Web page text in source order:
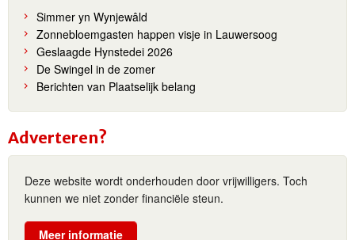
Simmer yn Wynjewâld
Zonnebloemgasten happen visje in Lauwersoog
Geslaagde Hynstedei 2026
De Swingel in de zomer
Berichten van Plaatselijk belang
Adverteren?
Deze website wordt onderhouden door vrijwilligers. Toch
kunnen we niet zonder financiële steun.
Meer informatie